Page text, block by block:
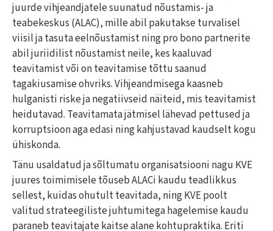
juurde vihjeandjatele suunatud nõustamis- ja
teabekeskus (ALAC), mille abil pakutakse turvalisel
viisil ja tasuta eelnõustamist ning pro bono partnerite
abil juriidilist nõustamist neile, kes kaaluvad
teavitamist või on teavitamise tõttu saanud
tagakiusamise ohvriks. Vihjeandmisega kaasneb
hulganisti riske ja negatiivseid näiteid, mis teavitamist
heidutavad. Teavitamata jätmisel lähevad pettused ja
korruptsioon aga edasi ning kahjustavad kaudselt kogu
ühiskonda.
Tänu usaldatud ja sõltumatu organisatsiooni nagu KVE
juures toimimisele tõuseb ALACi kaudu teadlikkus
sellest, kuidas ohutult teavitada, ning KVE poolt
valitud strateegiliste juhtumitega hagelemise kaudu
paraneb teavitajate kaitse alane kohtupraktika. Eriti